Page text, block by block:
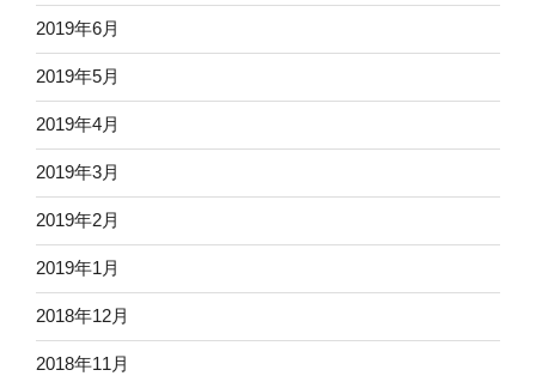
2019年6月
2019年5月
2019年4月
2019年3月
2019年2月
2019年1月
2018年12月
2018年11月